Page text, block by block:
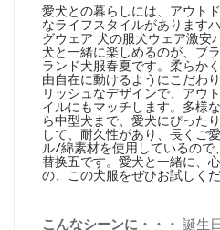
愛犬との暮らしには、アウト
なライフスタイルがあります
グウェア 犬の服犬ウェア激安
犬と一緒に楽しめるのが、ブ
ランド犬服春夏です。柔らか
由自在に動けるようにこだわ
リッシュなデザインで、アウ
イルにもマッチします。多様
ら中型犬まで、愛犬にぴった
して、耐久性があり、長くご
ル/綿素材を使用しているので
替换五です。愛犬と一緒に、
の、この犬服をぜひお試しくだ
こんなシーンに・・・ 誕生